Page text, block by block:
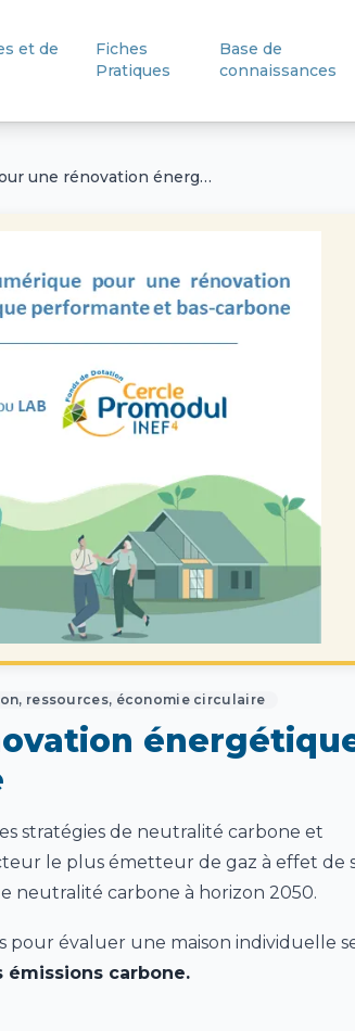
et de
Fiches
Pratiques
Base de
connaissances
RénoCarbone : Pour une rénovation énergétique bas-carbone et performante
ressources, économie circulaire
stratégies de neutralité carbone et
le plus émetteur de gaz à effet de
neutralité carbone à horizon 2050.
pour évaluer une maison individuelle
carbone.